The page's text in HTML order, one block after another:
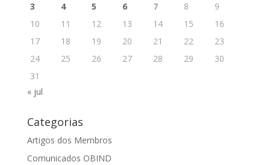
3
4 5 6 7 8
9
10
11 12 13 14 15
16
17
18 19 20 21 22
23
24
25 26 27 28 29
30
31
« jul
Categorias
Artigos dos Membros
Comunicados OBIND